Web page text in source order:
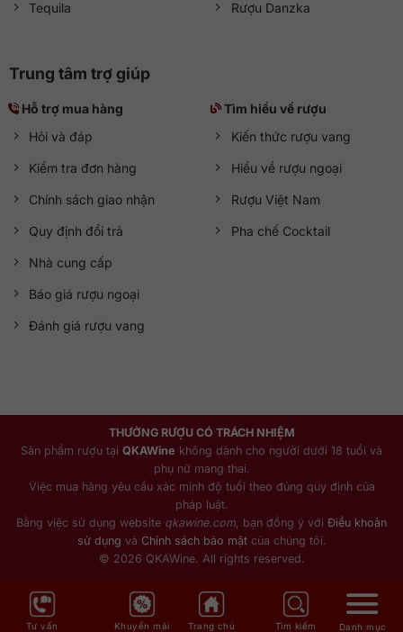
Tequila Rượu Danzka
Trung tâm trợ giúp
Hỗ trợ mua hàng
Hỏi và đáp
Kiểm tra đơn hàng
Chính sách giao nhận
Quy định đổi trả
Nhà cung cấp
Báo giá rượu ngoại
Đánh giá rượu vang
Tìm hiểu về rượu
Kiến thức rượu vang
Hiểu về rượu ngoại
Rượu Việt Nam
Pha chế Cocktail
THƯỞNG RƯỢU CÓ TRÁCH NHIỆM
Sản phẩm rượu tại QKAWine không dành cho người dưới 18 tuổi và
phụ nữ mang thai.
Việc mua hàng yêu cầu xác minh độ tuổi theo đúng quy định của
pháp luật.
Bằng việc sử dụng website qkawine.com , bạn đồng ý với Điều khoản
sử dụng và Chính sách bảo mậtcủa chúng tôi.
© 2026 QKAWine. All rights reserved.
Tư vấn Khuyến mãi Trang chủ Tìm kiếm Danh mục